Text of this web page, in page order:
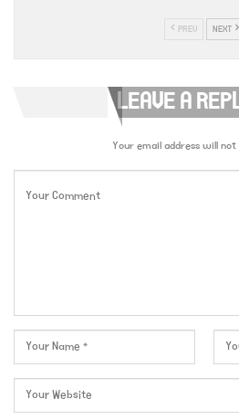
PREV NEXT
LEAVE A
Your email address will not